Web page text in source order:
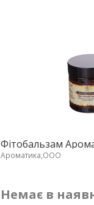
Фітобальзам
Ароматика,ООО
Немає в